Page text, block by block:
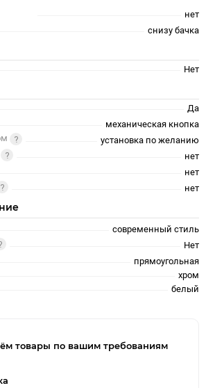
нет
снизу бачка
Нет
Да
механическая кнопка
установка по желанию
нет
нет
нет
современный стиль
Нет
прямоугольная
хром
белый
товары по вашим требованиям